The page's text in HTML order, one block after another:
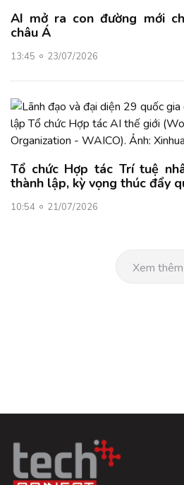
AI mở ra con đường mới
châu Á
13:45 23/07/2026
Tổ chức Hợp tác Trí tuệ
thành lập, kỳ vọng thúc đẩy
10:54 21/07/2026
Xem thêm